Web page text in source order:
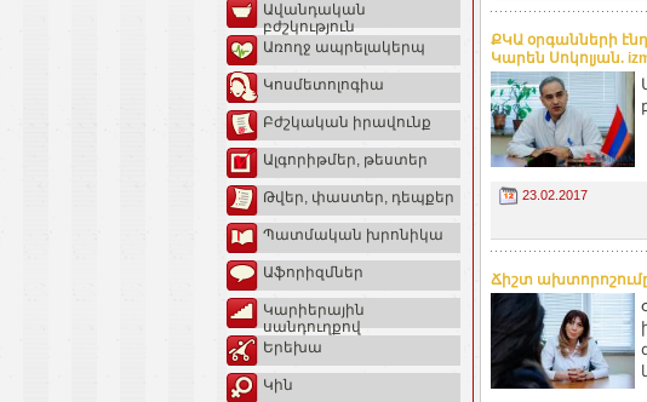
Ավանդական
բժշկություն
Առողջ ապրելակերպ
Կոսմետոլոգիա
Բժշկական իրավունք
Ալգորիթմեր, թեստեր
Թվեր, փաստեր, դեպքեր
Պատմական խրոնիկա
Աֆորիզմներ
Կարիերային
սանդուղքով
Երեխա
Կին
ՔԿԱ օրգանների
Կարեն Սոկոլյան.
23.02.2017
Ճիշտ ախտորոշումը